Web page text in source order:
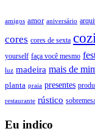
amigos amor aniversário
cores cores de sexta
yourself faça você mesmo
luz madeira mais de
planta praia presentes
restaurante rústico
Eu indico